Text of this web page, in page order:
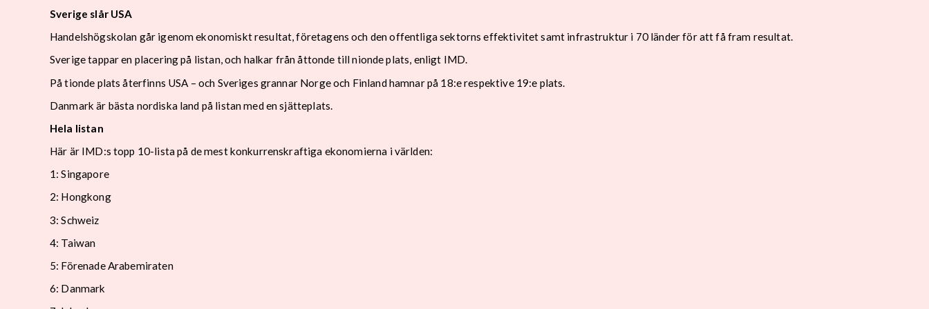
Sverige slår USA
Handelshögskolan går igenom ekonomiskt resultat, företagens och den offentliga sektorns effektivitet samt infrastruktur i 70 länder för att få fram resultat.
Sverige tappar en placering på listan, och halkar från åttonde till nionde plats, enligt IMD.
På tionde plats återfinns USA – och Sveriges grannar Norge och Finland hamnar på 18:e respektive 19:e plats.
Danmark är bästa nordiska land på listan med en sjätteplats.
Hela listan
Här är IMD:s topp 10-lista på de mest konkurrenskraftiga ekonomierna i världen:
1: Singapore
2: Hongkong
3: Schweiz
4: Taiwan
5: Förenade Arabemiraten
6: Danmark